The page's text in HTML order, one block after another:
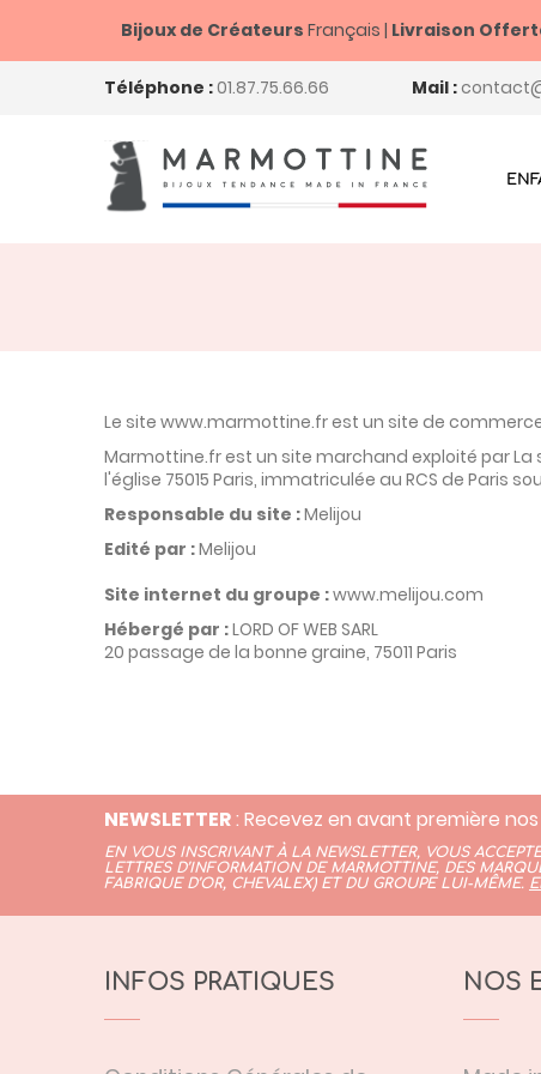
Bijoux de Créateurs Français | Livraison
Téléphone :01.87.75.66.66 Mail :
Le site www.marmottine.fr est un site de
Marmottine.fr est un site marchand exploité parLa
l'église 75015 Paris, immatriculée au RCS de Paris
Responsable du site :Melijou
Edité par :Melijou
Site internet du groupe :www.melijou.com
Hébergé par :LORD OF WEB SARL
20 passage de la bonne graine, 75011 Paris
NEWSLETTER: Recevez en avant première
EN VOUS INSCRIVANT À LA NEWSLETTER, VOUS
LETTRES D’INFORMATION DE MARMOTTINE, DES
FABRIQUE D’OR, CHEVALEX)ET DU GROUPE LUI-MÊME.
INFOS PRATIQUES NOS